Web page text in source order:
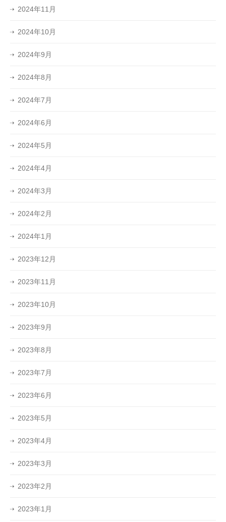
2024年11月
2024年10月
2024年9月
2024年8月
2024年7月
2024年6月
2024年5月
2024年4月
2024年3月
2024年2月
2024年1月
2023年12月
2023年11月
2023年10月
2023年9月
2023年8月
2023年7月
2023年6月
2023年5月
2023年4月
2023年3月
2023年2月
2023年1月